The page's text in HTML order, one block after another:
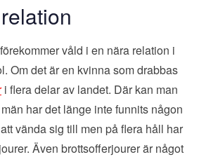
våld i en nära relation i
Om det är en kvinna som drabbas
i flera delar av landet. Där kan man
har det länge inte funnits någon
vända sig till men på flera håll har
Även brottsofferjourer är något